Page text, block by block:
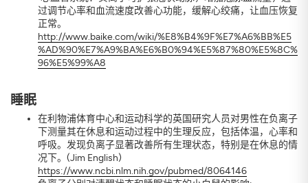
过调节心率和血流速度改善心功能，缓解心绞痛，让血压恢复
正常。
http://www.baike.com/wiki/%E8%B4%9F%E7%A6%BB%E5
%AD%90%E7%A9%BA%E6%B0%94%E5%87%80%E5%8C%
96%E5%99%A8
睡眠
在利物浦体育中心和运动科学的英国研究人员对男性在负离子
下测量其在休息和运动过程中的生理反应，包括体温，心率和
呼吸。发现负离子显著改善所有生理状态，特别是在休息的情
况下。(Jim English)
https://www.ncbi.nlm.nih.gov/pubmed/8064146